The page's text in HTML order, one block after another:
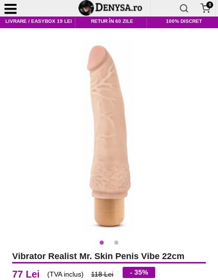
0
LIVRARE / EASYBOX 19 LEI RETUR ÎN 60 ZILE 100% DISCRET
Vibrator Realist Mr. Skin Penis Vibe 22cm
77 Lei (TVA inclus) 118 Lei - 35%